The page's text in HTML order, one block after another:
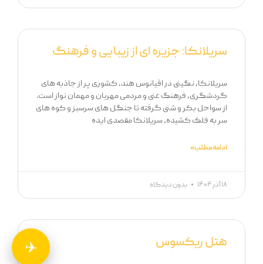
سریلانکا: جزیره ای از زیبایی و فرهنگ
سریلانکا، نگینی در اقیانوس هند، کشوری پر از جاذبه های
گردشگری، فرهنگ غنی و مردمی مهربان و مهمان نواز است.
از سواحل بکر و شنی گرفته تا جنگل های سرسبز و کوه های
سر به فلک کشیده، سریلانکا مقصدی ایده
ادامه مطلب »
۱۸ آذر ۱۴۰۴ بدون دیدگاه
هتل ریکسوس ✈